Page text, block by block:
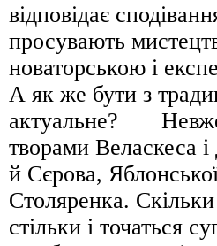
відповідає
просувають
новаторською і
А як же бути з
актуальне? Невже
творами Веласкеса
й Сєрова,
Столяренка.
стільки і точаться